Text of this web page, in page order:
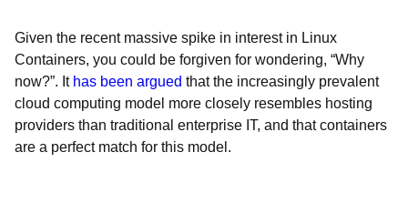
Given the recent massive spike in interest in Linux
Containers, you could be forgiven for wondering, “Why
now?”. It has been argued that the increasingly prevalent
cloud computing model more closely resembles hosting
providers than traditional enterprise IT, and that containers
are a perfect match for this model.